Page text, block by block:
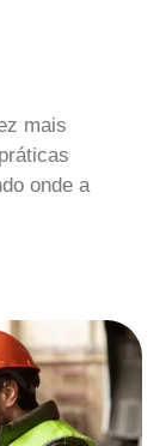
mais
onde a